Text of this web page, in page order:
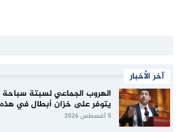
آخر الأخبار
الهروب الجماعي لسبتة
يتوفر على خزان أبطال في هذه
5 أغسطس 2026